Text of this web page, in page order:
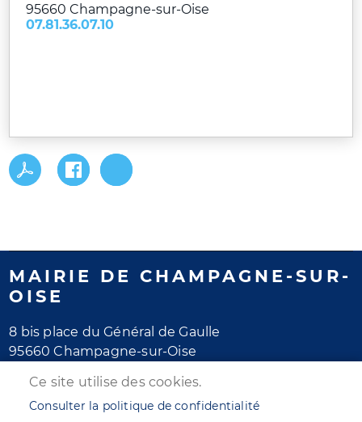
95660 Champagne-sur-Oise
07.81.36.07.10
MAIRIE DE CHAMPAGNE-SUR-
OISE
8 bis place du Général de Gaulle
95660 Champagne-sur-Oise
Horaires d'ouverture
Ce site utilise des cookies.
Consulter la politique de confidentialité